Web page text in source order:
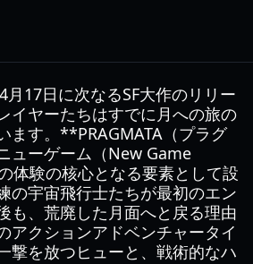
月17日に次なるSF大作のリリー
イヤーたちはすでに月への旅の
ます。**PRAGMATA（プラグ
ューゲーム（New Game
体験の核心となる要素として設
の宇宙飛行士たちが最初のエン
も、荒廃した月面へと戻る理由
アクションアドベンチャータイ
撃を放つヒューと、戦術的なハ